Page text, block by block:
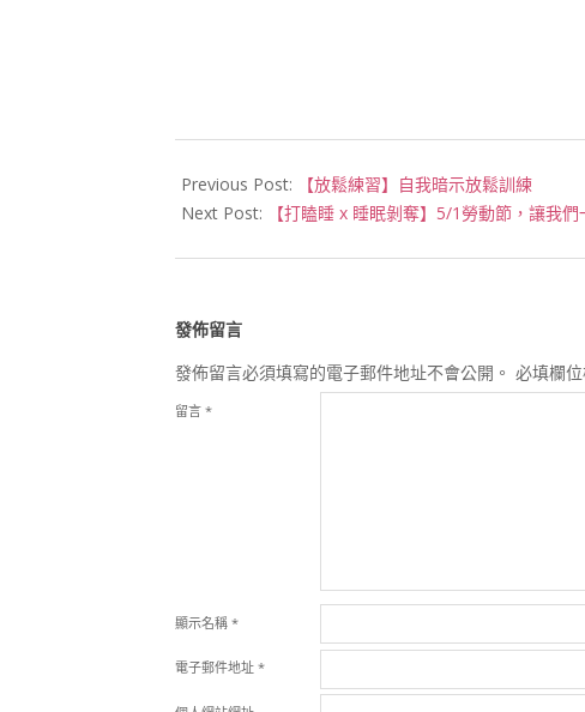
04-
19
Previous Post:
【放鬆練習】自我暗示放鬆訓練
Next Post:
【打瞌睡 x 睡眠剝奪】5/1勞動節，讓我
發佈留言
發佈留言必須填寫的電子郵件地址不會公開。 必填欄
留言 *
顯示名稱 *
電子郵件地址 *